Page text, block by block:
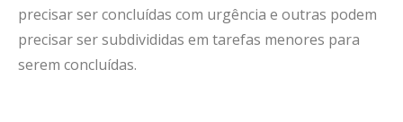
precisar ser concluídas com urgência e outras podem
precisar ser subdivididas em tarefas menores para
serem concluídas.